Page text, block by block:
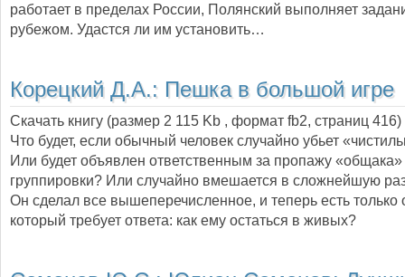
работает в пределах России, Полянский выполняет
рубежом. Удастся ли им установить…
Корецкий Д.А.: Пешка в большой игре
Скачать книгу (размер 2 115 Kb , формат fb2, страниц 416)
Что будет, если обычный человек случайно убьет
Или будет объявлен ответственным за пропажу «общака»
группировки? Или случайно вмешается в сложнейшую
Он сделал все вышеперечисленное, и теперь есть только
который требует ответа: как ему остаться в живых?